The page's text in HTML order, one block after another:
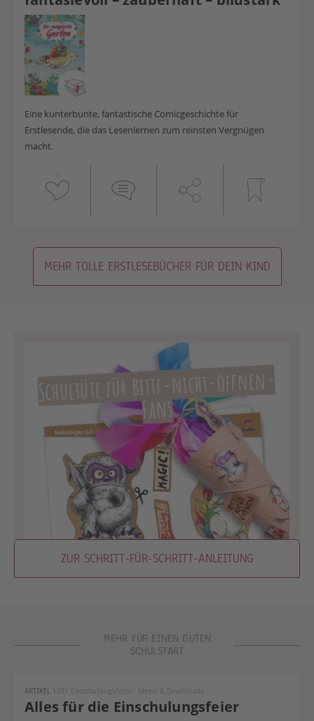
Eine kunterbunte, fantastische Comicgeschichte für
Erstlesende, die das Lesenlernen zum reinsten Vergnügen
macht.
1
MEHR TOLLE ERSTLESEBÜCHER FÜR DEIN KIND
Schultüte für Bitte-nicht-öffnen-
Fans
ZUR SCHRITT-FÜR-SCHRITT-ANLEITUNG
MEHR FÜR EINEN GUTEN
SCHULSTART
Alles für die Einschulungsfeier
ARTIKEL | DIY Einschulungsfeier: Ideen & Downloads